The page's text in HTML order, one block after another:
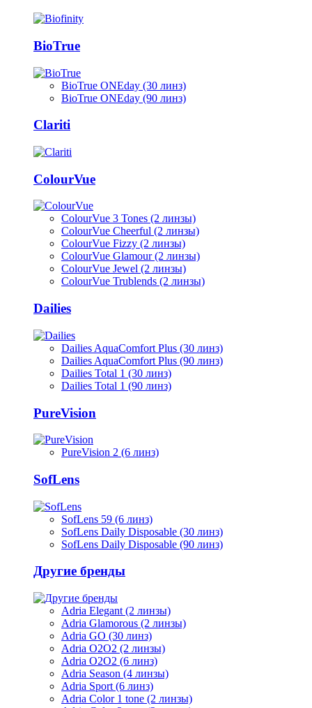
BioTrue
BioTrue ONEday (30 линз)
BioTrue ONEday (90 линз)
Clariti
ColourVue
ColourVue 3 Tones (2 линзы)
ColourVue Cheerful (2 линзы)
ColourVue Fizzy (2 линзы)
ColourVue Glamour (2 линзы)
ColourVue Jewel (2 линзы)
ColourVue Trublends (2 линзы)
Dailies
Dailies AquaComfort Plus (30 линз)
Dailies AquaComfort Plus (90 линз)
Dailies Total 1 (30 линз)
Dailies Total 1 (90 линз)
PureVision
PureVision 2 (6 линз)
SofLens
SofLens 59 (6 линз)
SofLens Daily Disposable (30 линз)
SofLens Daily Disposable (90 линз)
Другие бренды
Adria Elegant (2 линзы)
Adria Glamorous (2 линзы)
Adria GO (30 линз)
Adria O2O2 (2 линзы)
Adria O2O2 (6 линз)
Adria Season (4 линзы)
Adria Sport (6 линз)
Adria Сolor 1 tone (2 линзы)